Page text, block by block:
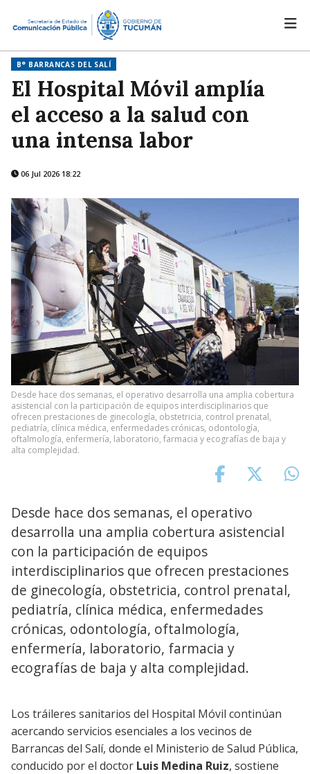
B° BARRANCAS DEL SALÍ
El Hospital Móvil amplía
el acceso a la salud con
una intensa labor
06 Jul 2026 18:22
Desde hace dos semanas, el operativo desarrolla una amplia cobertura
asistencial con la participación de equipos interdisciplinarios que
ofrecen prestaciones de ginecología, obstetricia, control prenatal,
pediatría, clínica médica, enfermedades crónicas, odontología,
oftalmología, enfermería, laboratorio, farmacia y ecografías de baja y
alta complejidad.
Desde hace dos semanas, el operativo
desarrolla una amplia cobertura asistencial
con la participación de equipos
interdisciplinarios que ofrecen prestaciones
de ginecología, obstetricia, control prenatal,
pediatría, clínica médica, enfermedades
crónicas, odontología, oftalmología,
enfermería, laboratorio, farmacia y
ecografías de baja y alta complejidad.
Los tráileres sanitarios del Hospital Móvil continúan
acercando servicios esenciales a los vecinos de
Barrancas del Salí, donde el Ministerio de Salud Pública,
conducido por el doctor Luis Medina Ruiz, sostiene